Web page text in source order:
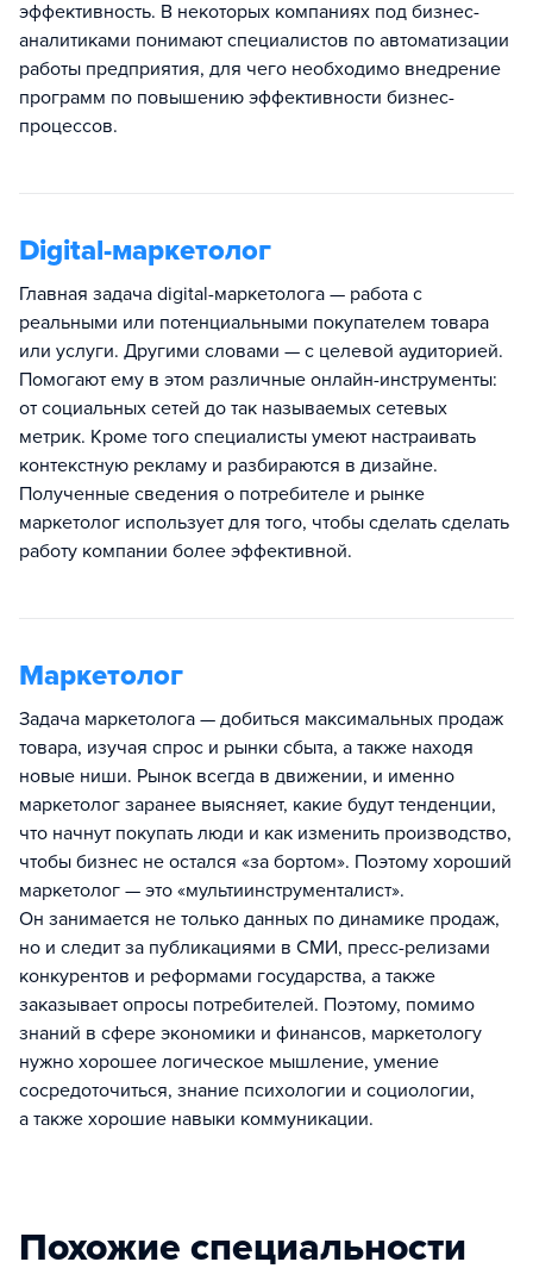
эффективность. В некоторых компаниях под бизнес-
аналитиками понимают специалистов по автоматизации
работы предприятия, для чего необходимо внедрение
программ по повышению эффективности бизнес-
процессов.
Digital-маркетолог
Главная задача digital-маркетолога — работа с
реальными или потенциальными покупателем товара
или услуги. Другими словами — с целевой аудиторией.
Помогают ему в этом различные онлайн-инструменты:
от социальных сетей до так называемых сетевых
метрик. Кроме того специалисты умеют настраивать
контекстную рекламу и разбираются в дизайне.
Полученные сведения о потребителе и рынке
маркетолог использует для того, чтобы сделать сделать
работу компании более эффективной.
Маркетолог
Задача маркетолога — добиться максимальных продаж
товара, изучая спрос и рынки сбыта, а также находя
новые ниши. Рынок всегда в движении, и именно
маркетолог заранее выясняет, какие будут тенденции,
что начнут покупать люди и как изменить производство,
чтобы бизнес не остался «за бортом». Поэтому хороший
маркетолог — это «мультиинструменталист».
Он занимается не только данных по динамике продаж,
но и следит за публикациями в СМИ, пресс-релизами
конкурентов и реформами государства, а также
заказывает опросы потребителей. Поэтому, помимо
знаний в сфере экономики и финансов, маркетологу
нужно хорошее логическое мышление, умение
сосредоточиться, знание психологии и социологии,
а также хорошие навыки коммуникации.
Похожие специальности